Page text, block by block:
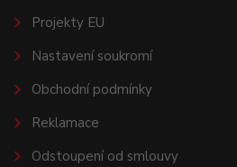
Projekty EU
Nastavení soukromí
Obchodní podmínky
Reklamace
Odstoupení od smlouvy